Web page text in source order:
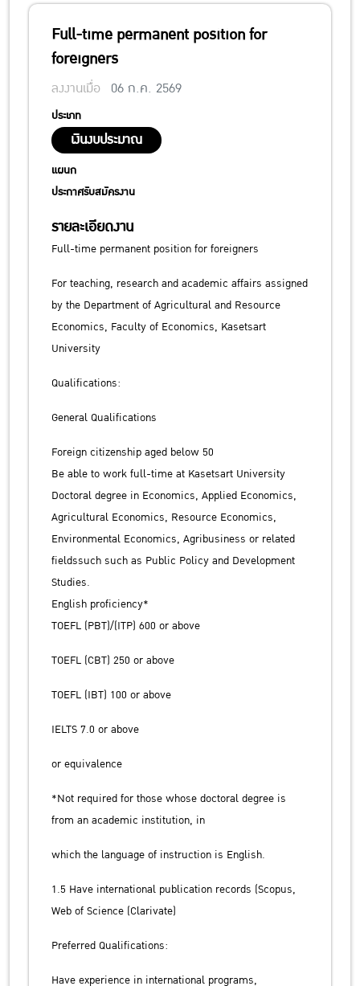
Full-time permanent position for
foreigners
ลงงานเมื่อ 06 ก.ค. 2569
ประเภท
เงินงบประมาณ
แผนก
ประกาศรับสมัครงาน
รายละเอียดงาน
Full-time permanent position for foreigners
For teaching, research and academic affairs assigned
by the Department of Agricultural and Resource
Economics, Faculty of Economics, Kasetsart
University
Qualifications:
General Qualifications
Foreign citizenship aged below 50
Be able to work full-time at Kasetsart University
Doctoral degree in Economics, Applied Economics,
Agricultural Economics, Resource Economics,
Environmental Economics, Agribusiness or related
fieldssuch such as Public Policy and Development
Studies.
English proficiency*
TOEFL (PBT)/(ITP) 600 or above
TOEFL (CBT) 250 or above
TOEFL (IBT) 100 or above
IELTS 7.0 or above
or equivalence
*Not required for those whose doctoral degree is
from an academic institution, in
which the language of instruction is English.
1.5 Have international publication records (Scopus,
Web of Science (Clarivate)
Preferred Qualifications:
Have experience in international programs,